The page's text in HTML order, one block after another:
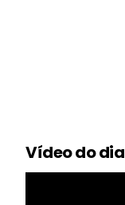
Vídeo do dia